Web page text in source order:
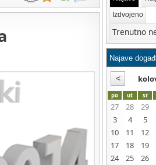
Izdvojeno
Trenutno
po ut sr
27 28 29
3
4 5
10
11 12
17
18 19
24
25 26